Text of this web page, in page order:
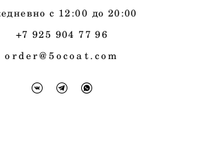
с 12:00 до 20:00
+7 925 904 77 96
order@5ocoat.com